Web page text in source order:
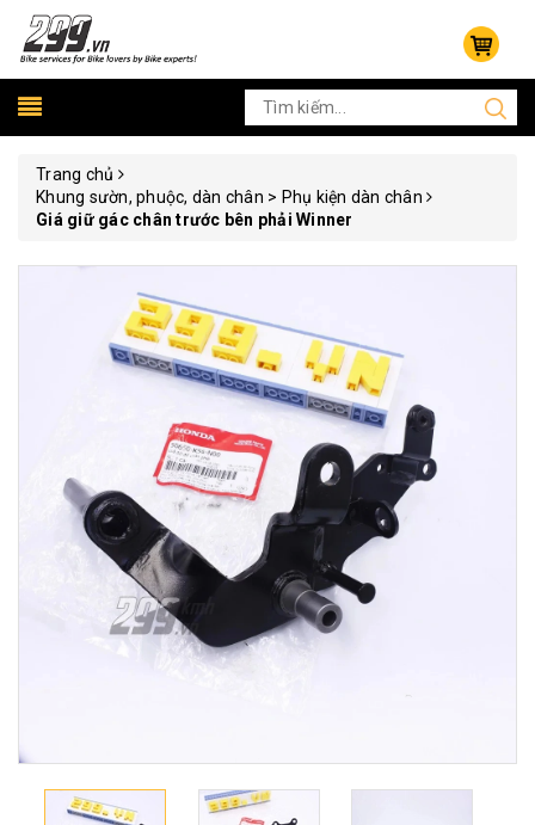
Trang chủ
Khung sườn, phuộc, dàn chân > Phụ kiện dàn chân
Giá giữ gác chân trước bên phải Winner